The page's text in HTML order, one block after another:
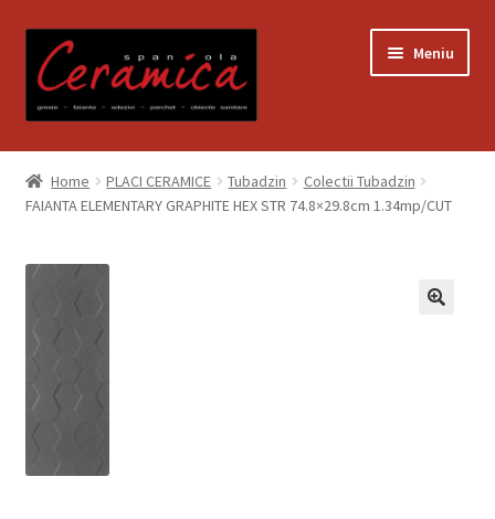
la
navigare
la
conținut
Meniu
Prima pagină
Blog
Contact
Coș
Despre noi
Home PLACI CERAMICE Tubadzin
Colectii Tubadzin
FAIANTA ELEMENTARY GRAPHITE HEX STR 74.8×29.8cm 1.34mp/CUT